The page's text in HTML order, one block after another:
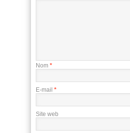
Nom *
E-mail *
Site web